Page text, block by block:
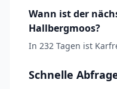
Wann ist der
Hallbergmoos?
In 232 Tagen ist
Schnelle